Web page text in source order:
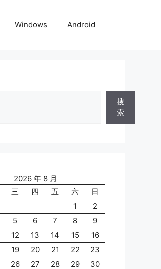
Windows Android
搜
索
2026 年 8 月
三 四 五 六
日
1
2
5 6 7 8
9
12 13 14 15
16
19 20 21 22
23
26 27 28 29
30